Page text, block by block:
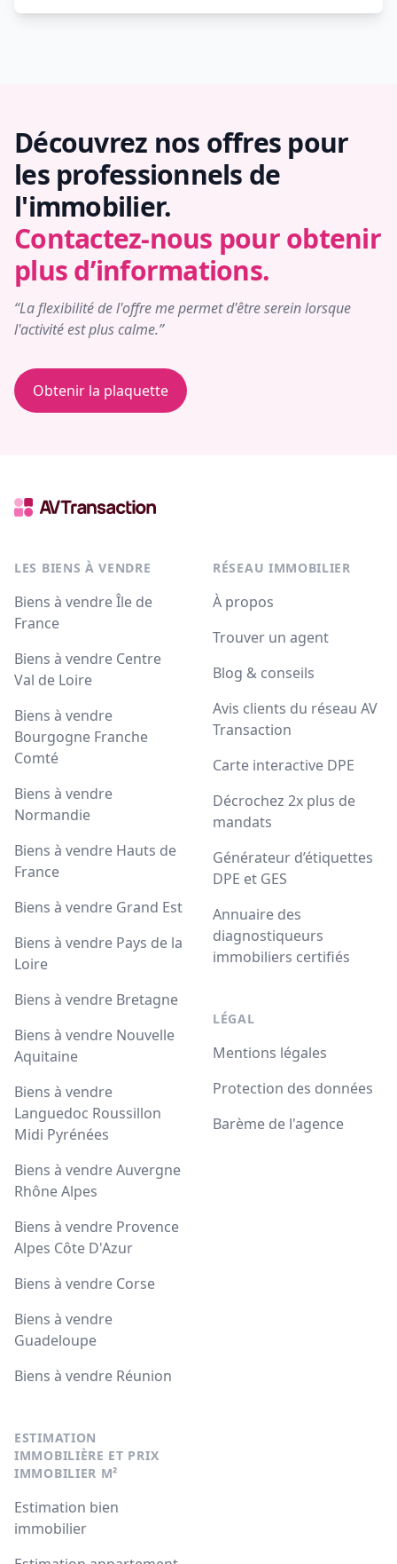
Découvrez nos offres pour
les professionnels de
l'immobilier.
Contactez-nous pour obtenir
plus d’informations.
“La flexibilité de l'offre me permet d'être serein lorsque
l'activité est plus calme.”
Obtenir la plaquette
LES BIENS À VENDRE
Biens à vendre Île de
France
Biens à vendre Centre
Val de Loire
Biens à vendre
Bourgogne Franche
Comté
Biens à vendre
Normandie
Biens à vendre Hauts de
France
Biens à vendre Grand Est
Biens à vendre Pays de la
Loire
Biens à vendre Bretagne
Biens à vendre Nouvelle
Aquitaine
Biens à vendre
Languedoc Roussillon
Midi Pyrénées
Biens à vendre Auvergne
Rhône Alpes
Biens à vendre Provence
Alpes Côte D'Azur
Biens à vendre Corse
Biens à vendre
Guadeloupe
Biens à vendre Réunion
ESTIMATION
IMMOBILIÈRE ET PRIX
IMMOBILIER M²
Estimation bien
immobilier
RÉSEAU IMMOBILIER
À propos
Trouver un agent
Blog & conseils
Avis clients du réseau AV
Transaction
Carte interactive DPE
Décrochez 2x plus de
mandats
Générateur d’étiquettes
DPE et GES
Annuaire des
diagnostiqueurs
immobiliers certifiés
LÉGAL
Mentions légales
Protection des données
Barème de l'agence